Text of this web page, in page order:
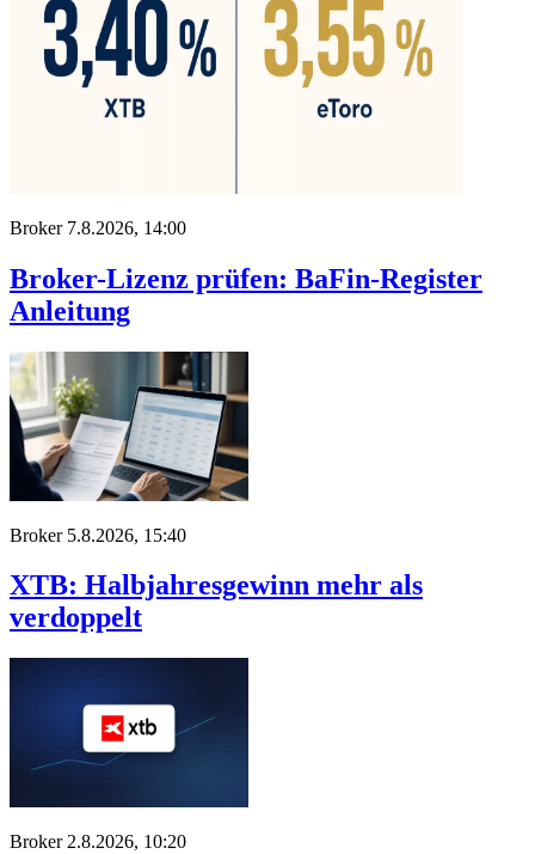
Broker 7.8.2026, 14:00
Broker-Lizenz prüfen: BaFin-Register
Anleitung
Broker 5.8.2026, 15:40
XTB: Halbjahresgewinn mehr als
verdoppelt
Broker 2.8.2026, 10:20